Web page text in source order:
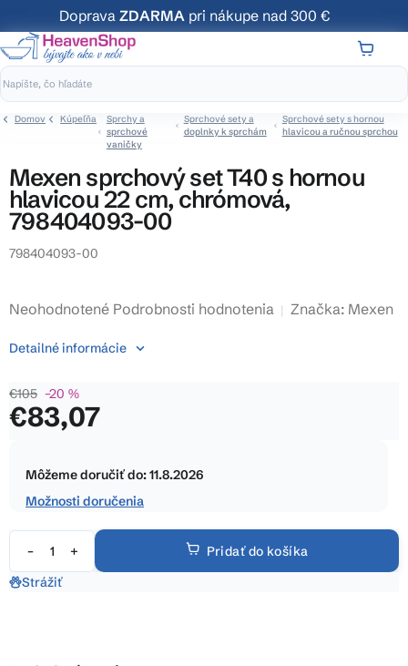
na
obsah
Doprava ZDARMA pri nákupe nad 300 €
Domov Kúpeľňa
Sprchy a
sprchové
vaničky
Sprchové sety a
doplnky k sprchám
Sprchové sety s hornou
hlavicou a ručnou sprchou
Mexen sprchový set T40 s hornou
hlavicou 22 cm, chrómová,
798404093-00
798404093-00
Priemerné
produktu
0,0
z
Neohodnotené Podrobnosti hodnotenia Značka: Mexen
€105 –20 %
€83,07
cena:
Môžeme doručiť do:11.8.2026
Možnosti doručenia
Pridať do košíka
Detailné informácie
Strážiť